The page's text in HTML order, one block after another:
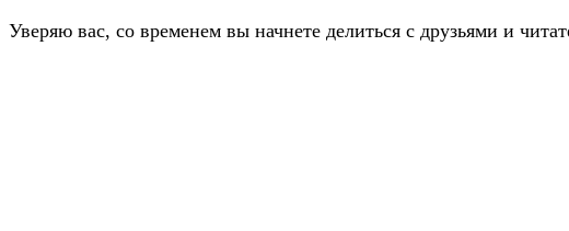
Уверяю вас, со временем вы начнете делиться с друзьями и